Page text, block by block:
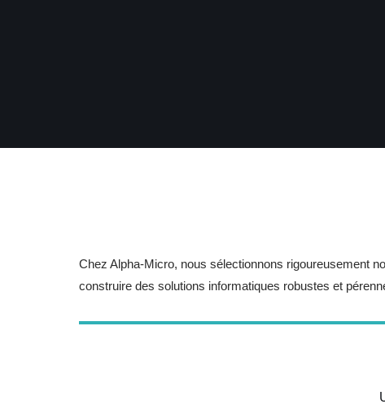
Chez Alpha-Micro, nous sélectionnons rigoureusement
construire des solutions informatiques robustes et